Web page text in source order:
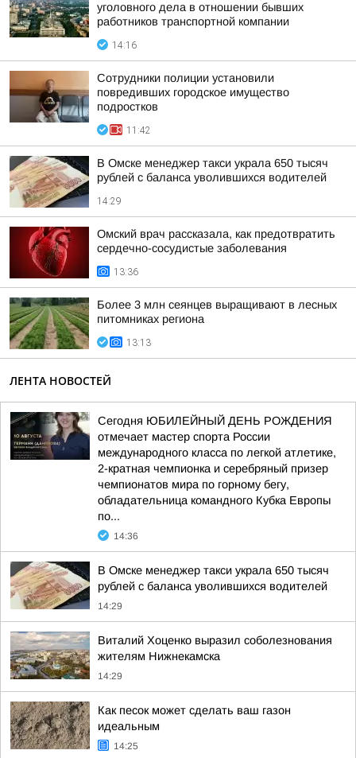
уголовного дела в отношении бывших
работников транспортной компании
14:16
Сотрудники полиции установили
повредивших городское имущество
подростков
11:42
В Омске менеджер такси украла 650 тысяч
рублей с баланса уволившихся водителей
14:29
Омский врач рассказала, как предотвратить
сердечно-сосудистые заболевания
13:36
Более 3 млн сеянцев выращивают в лесных
питомниках региона
13:13
ЛЕНТА НОВОСТЕЙ
Сегодня ЮБИЛЕЙНЫЙ ДЕНЬ РОЖДЕНИЯ
отмечает мастер спорта России
международного класса по легкой атлетике,
2-кратная чемпионка и серебряный призер
чемпионатов мира по горному бегу,
обладательница командного Кубка Европы
по...
14:36
В Омске менеджер такси украла 650 тысяч
рублей с баланса уволившихся водителей
14:29
Виталий Хоценко выразил соболезнования
жителям Нижнекамска
14:29
Как песок может сделать ваш газон
идеальным
14:25